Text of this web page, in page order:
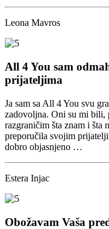
Leona Mavros
All 4 You sam
prijateljima
Ja sam sa All 4 You svu
zadovoljna. Oni su mi bili,
razgraničim šta znam i šta
preporučila svojim
dobro objasnjeno …
Estera Injac
Obožavam Vaša